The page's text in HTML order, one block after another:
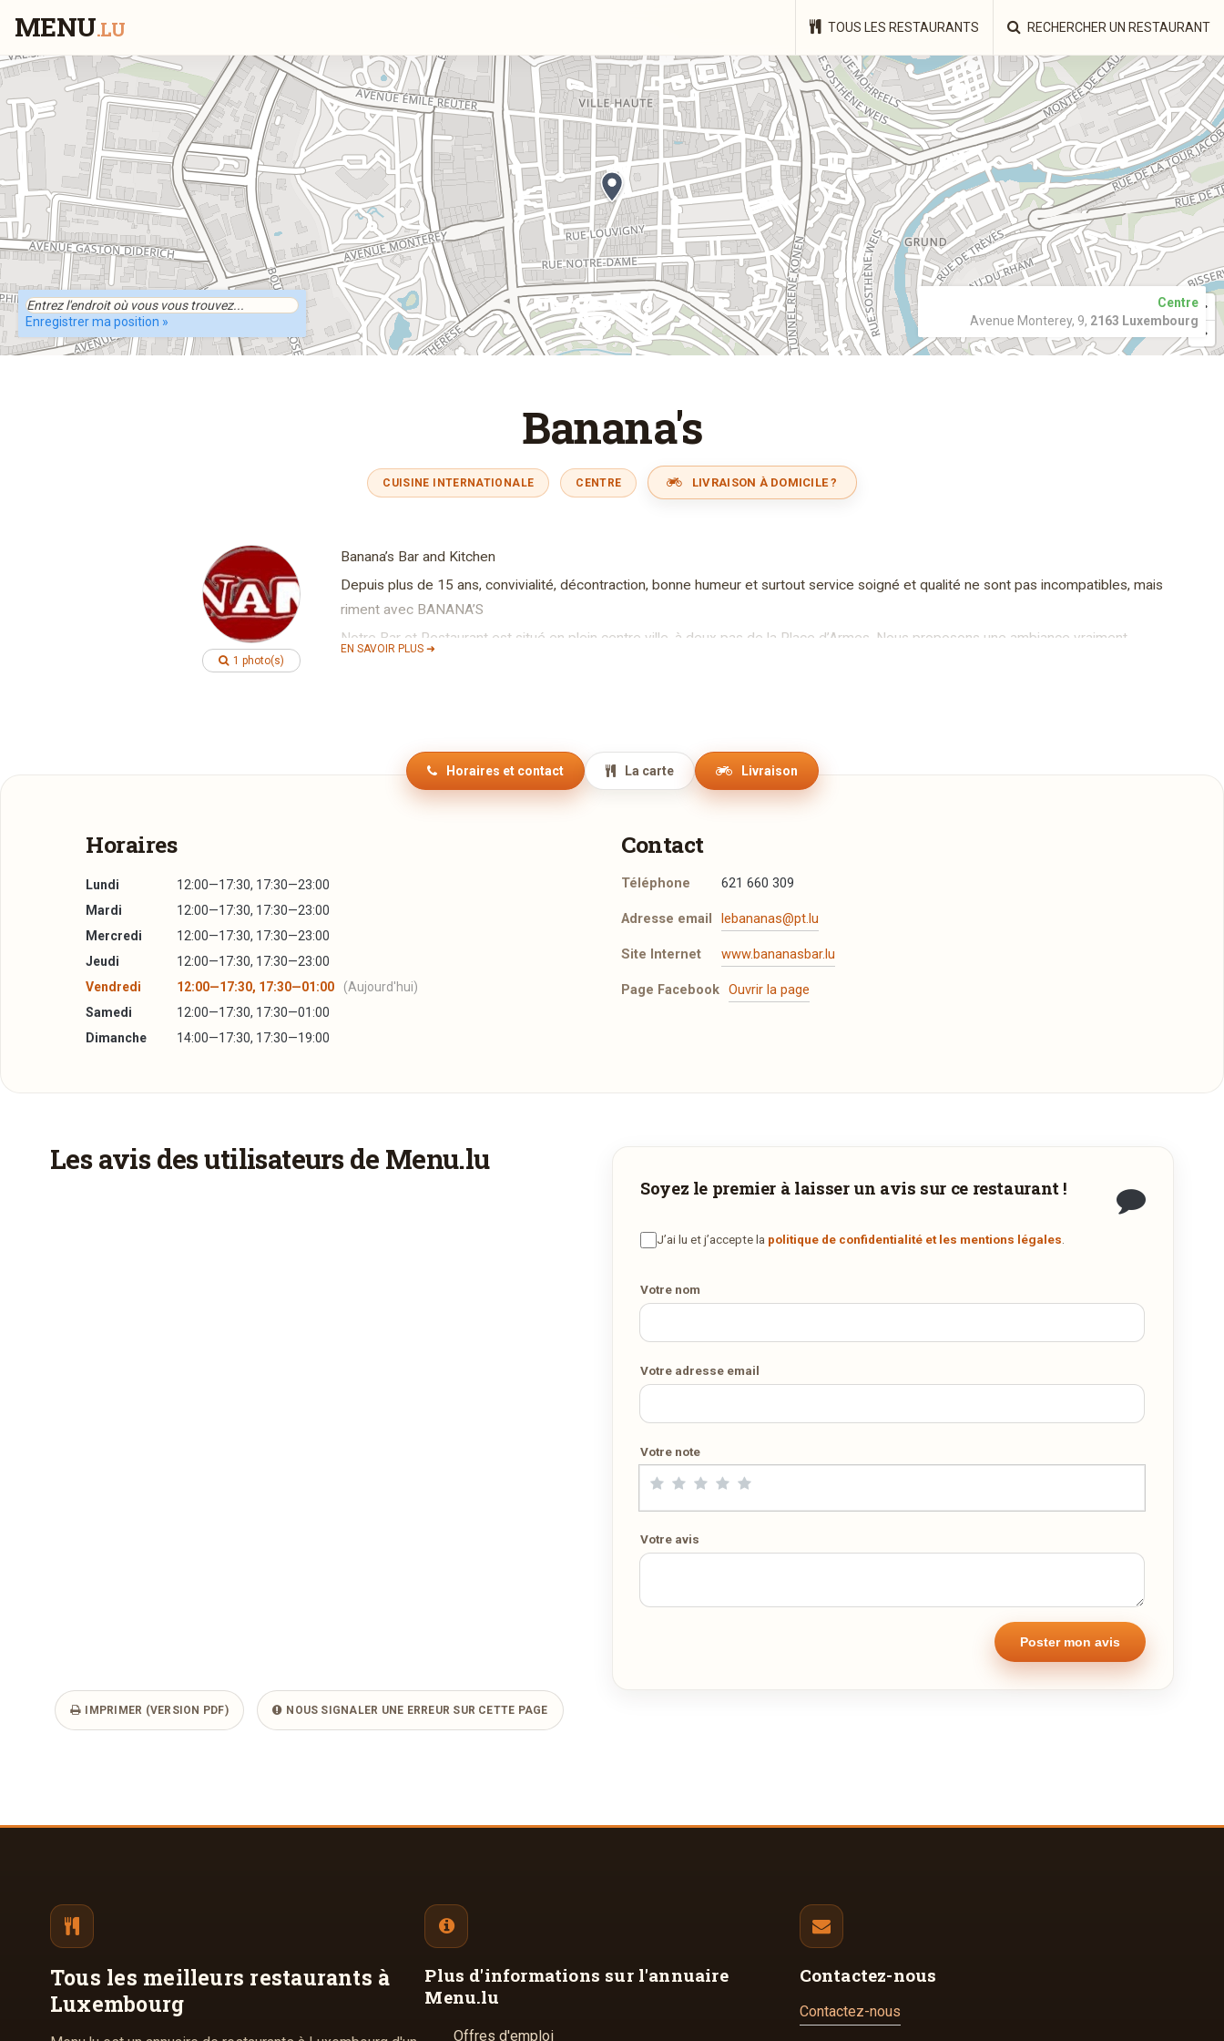
MENU.LU TOUS LES RESTAURANTS RECHERCHER UN RESTAURANT
Centre
Avenue Monterey, 9, 2163 Luxembourg
Enregistrer ma position »
Banana's
CUISINE INTERNATIONALE CENTRE LIVRAISON À DOMICILE ?
1 photo(s)
EN SAVOIR PLUS ➜
Banana’s Bar and Kitchen
Depuis plus de 15 ans, convivialité, décontraction, bonne humeur et surtout service soigné et qualité ne sont pas incompatibles, mais
riment avec BANANA’S
Notre Bar et Restaurant est situé en plein centre ville, à deux pas de la Place d’Armes. Nous proposons une ambiance vraiment
En soirée les DJ Bananiers attaquent les platines, au grand plaisir des amateurs de bonne musique d’hier, d avant hier, d’aujourd’hui
aussi et parfois même celle de demain ! Le choix des musiques est très bien défini par les mots : éclectique, détendre, emballer et
Le Lundi le Bar est ouvert de : 06:30 > 23:00 heures
Horaires et contact La carte Livraison
Horaires
Lundi
12:00—17:30, 17:30—23:00
Mardi
12:00—17:30, 17:30—23:00
Mercredi
12:00—17:30, 17:30—23:00
Jeudi
12:00—17:30, 17:30—23:00
Vendredi
12:00—17:30, 17:30—01:00
(Aujourd'hui)
Samedi
12:00—17:30, 17:30—01:00
Dimanche
14:00—17:30, 17:30—19:00
Contact
Téléphone 621 660 309
Adresse email lebananas@pt.lu
Site Internet www.bananasbar.lu
Page Facebook Ouvrir la page
Menu Miam Miam Food PDF
Vous aimeriez être livré ?
maison ? Ce restaurant ne propose pas encore la livraison en ligne.
livré chez vous !
DÉCOUVRIR LA LIVRAISON SUR WEDELY.COM
DES MILLIERS DE PLATS LIVRÉS AU LUXEMBOURG
Les avis des utilisateurs de Menu.lu
Soyez le premier à laisser un avis sur ce restaurant !
J’ai lu et j’accepte la politique de confidentialité et les mentions légales
Votre nom
Votre adresse email
Votre note
Votre avis
IMPRIMER (VERSION PDF) NOUS SIGNALER UNE ERREUR SUR CETTE PAGE
Tous les meilleurs restaurants à
Luxembourg
Plus d'informations sur l'annuaire
Menu.lu
Offres d'emploi
Contactez-nous
Contactez-nous